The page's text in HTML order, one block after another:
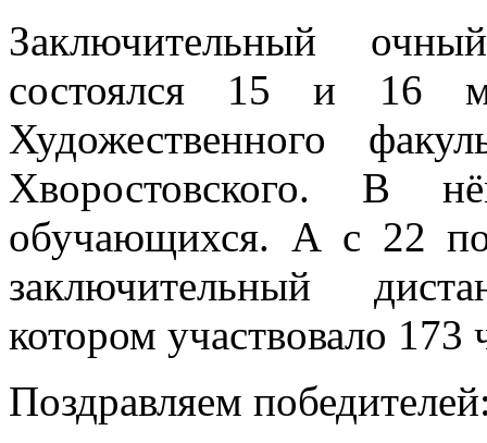
Заключительный
состоялся 15 и 16
Художественного
Хворостовского. В
обучающихся. А с 22 по
заключительный
котором участвовало 173
Поздравляем